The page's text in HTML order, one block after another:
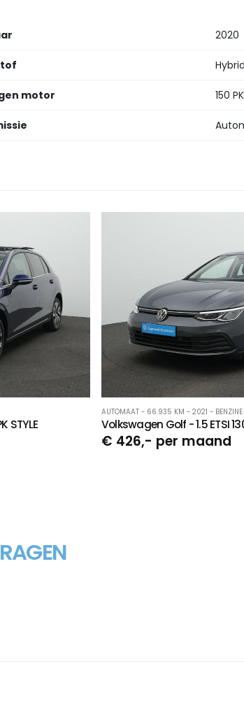
2020
motor 150 PK
STYLE
AUTOMAAT - 66.935 KM - 2021 - BENZINE
Volkswagen Golf - 1.5 ETSI
€ 426,- per maand